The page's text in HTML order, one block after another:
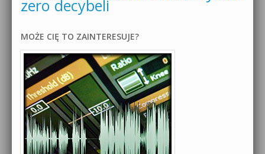
zero decybeli
MOŻE CIĘ TO ZAINTERESUJE?